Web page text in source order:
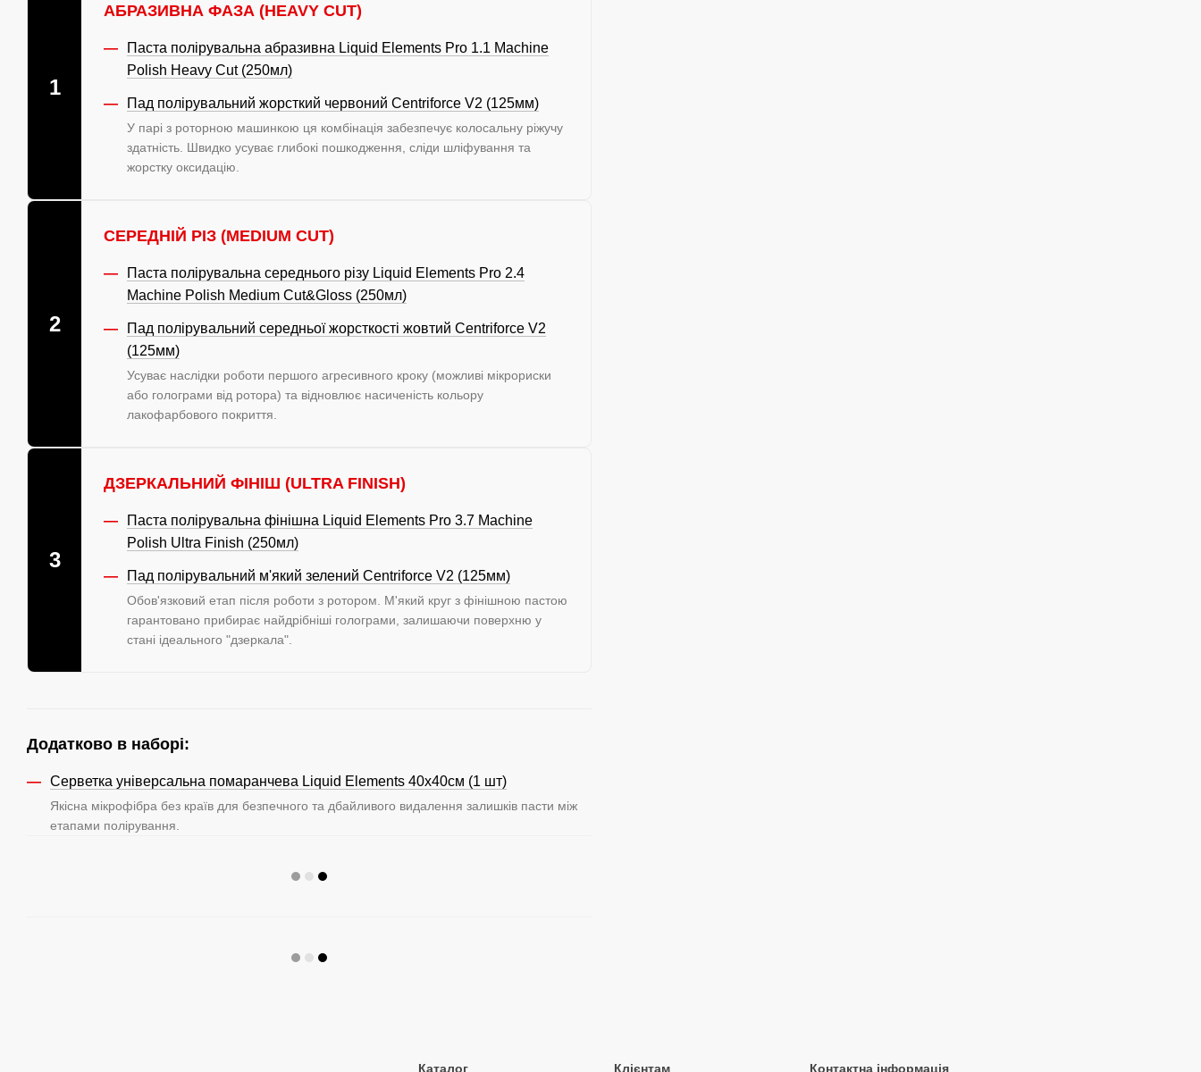
1
АБРАЗИВНА ФАЗА (HEAVY CUT)
Паста полірувальна абразивна Liquid Elements Pro 1.1 Machine
Polish Heavy Cut (250мл)
Пад полірувальний жорсткий червоний Centriforce V2 (125мм)
У парі з роторною машинкою ця комбінація забезпечує колосальну ріжучу
здатність. Швидко усуває глибокі пошкодження, сліди шліфування та
жорстку оксидацію.
2
СЕРЕДНІЙ РІЗ (MEDIUM CUT)
Паста полірувальна середнього різу Liquid Elements Pro 2.4
Machine Polish Medium Cut&Gloss (250мл)
Пад полірувальний середньої жорсткості жовтий Centriforce V2
(125мм)
Усуває наслідки роботи першого агресивного кроку (можливі мікрориски
або голограми від ротора) та відновлює насиченість кольору
лакофарбового покриття.
3
ДЗЕРКАЛЬНИЙ ФІНІШ (ULTRA FINISH)
Паста полірувальна фінішна Liquid Elements Pro 3.7 Machine
Polish Ultra Finish (250мл)
Пад полірувальний м'який зелений Centriforce V2 (125мм)
Обов'язковий етап після роботи з ротором. М'який круг з фінішною пастою
гарантовано прибирає найдрібніші голограми, залишаючи поверхню у
стані ідеального "дзеркала".
Додатково в наборі:
Серветка універсальна помаранчева Liquid Elements 40x40см (1 шт)
Якісна мікрофібра без країв для безпечного та дбайливого видалення залишків пасти між
етапами полірування.
Каталог Клієнтам Контактна інформація